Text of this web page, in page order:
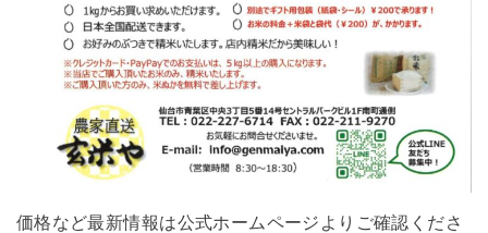
価格など最新情報は公式ホームページよりご確認くださ